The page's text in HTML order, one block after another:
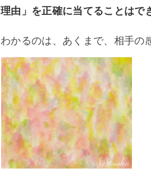
理由」を正確に当てることはで
わかるのは、あくまで、相手の